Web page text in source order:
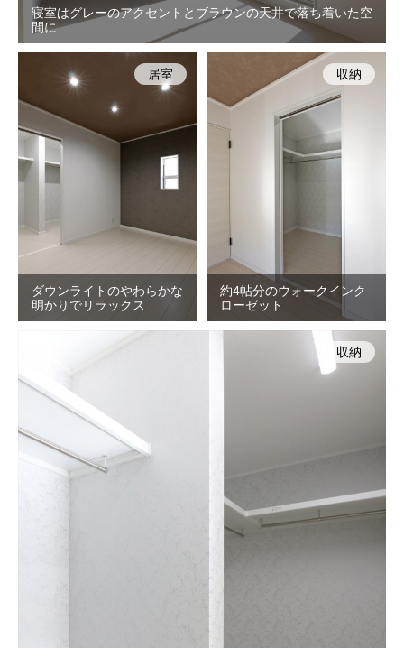
寝室はグレーのアクセントとブラウンの天井で落ち着いた空
間に
ダウンライトのやわらかな
明かりでリラックス
居室
約4帖分のウォークインク
ローゼット
収納
収納